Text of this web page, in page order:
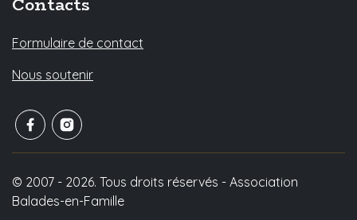
Formulaire de contact
Nous soutenir
© 2007 - 2026. Tous droits réservés - Association
Balades-en-Famille